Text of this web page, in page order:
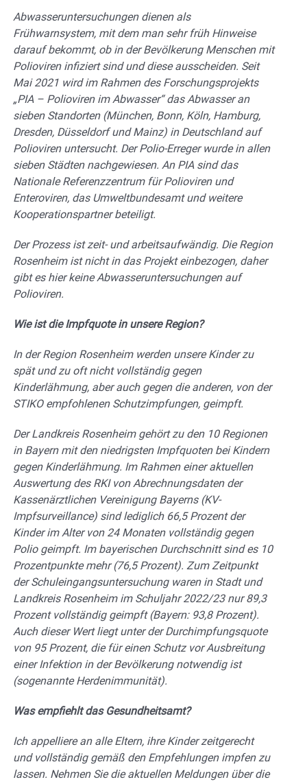
Abwasseruntersuchungen dienen als
Frühwarnsystem, mit dem man sehr früh Hinweise
darauf bekommt, ob in der Bevölkerung Menschen mit
Polioviren infiziert sind und diese ausscheiden. Seit
Mai 2021 wird im Rahmen des Forschungsprojekts
„PIA – Polioviren im Abwasser“ das Abwasser an
sieben Standorten (München, Bonn, Köln, Hamburg,
Dresden, Düsseldorf und Mainz) in Deutschland auf
Polioviren untersucht. Der Polio-Erreger wurde in allen
sieben Städten nachgewiesen. An PIA sind das
Nationale Referenzzentrum für Polioviren und
Enteroviren, das Umweltbundesamt und weitere
Kooperationspartner beteiligt.
Der Prozess ist zeit- und arbeitsaufwändig. Die Region
Rosenheim ist nicht in das Projekt einbezogen, daher
gibt es hier keine Abwasseruntersuchungen auf
Polioviren.
Wie ist die Impfquote in unsere Region?
In der Region Rosenheim werden unsere Kinder zu
spät und zu oft nicht vollständig gegen
Kinderlähmung, aber auch gegen die anderen, von der
STIKO empfohlenen Schutzimpfungen, geimpft.
Der Landkreis Rosenheim gehört zu den 10 Regionen
in Bayern mit den niedrigsten Impfquoten bei Kindern
gegen Kinderlähmung. Im Rahmen einer aktuellen
Auswertung des RKI von Abrechnungsdaten der
Kassenärztlichen Vereinigung Bayerns (KV-
Impfsurveillance) sind lediglich 66,5 Prozent der
Kinder im Alter von 24 Monaten vollständig gegen
Polio geimpft. Im bayerischen Durchschnitt sind es 10
Prozentpunkte mehr (76,5 Prozent). Zum Zeitpunkt
der Schuleingangsuntersuchung waren in Stadt und
Landkreis Rosenheim im Schuljahr 2022/23 nur 89,3
Prozent vollständig geimpft (Bayern: 93,8 Prozent).
Auch dieser Wert liegt unter der Durchimpfungsquote
von 95 Prozent, die für einen Schutz vor Ausbreitung
einer Infektion in der Bevölkerung notwendig ist
(sogenannte Herdenimmunität).
Was empfiehlt das Gesundheitsamt?
Ich appelliere an alle Eltern, ihre Kinder zeitgerecht
und vollständig gemäß den Empfehlungen impfen zu
lassen. Nehmen Sie die aktuellen Meldungen über die